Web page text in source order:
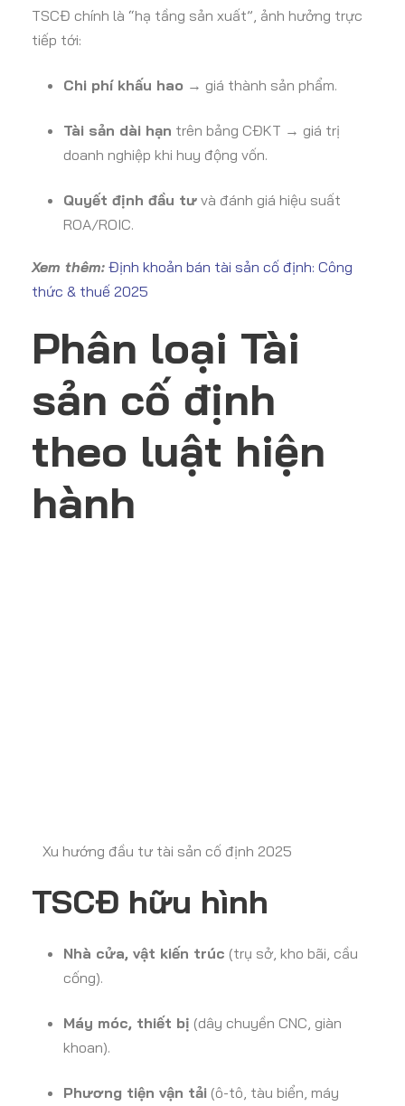
TSCĐ chính là “hạ tầng sản xuất”, ảnh hưởng trực
tiếp tới:
Chi phí khấu hao → giá thành sản phẩm.
Tài sản dài hạn trên bảng CĐKT → giá trị
doanh nghiệp khi huy động vốn.
Quyết định đầu tư và đánh giá hiệu suất
ROA/ROIC.
Xem thêm: Định khoản bán tài sản cố định: Công
thức & thuế 2025
Phân loại Tài
sản cố định
theo luật hiện
hành
Xu hướng đầu tư tài sản cố định 2025
TSCĐ hữu hình
Nhà cửa, vật kiến trúc (trụ sở, kho bãi, cầu
cống).
Máy móc, thiết bị (dây chuyền CNC, giàn
khoan).
Phương tiện vận tải (ô-tô, tàu biển, máy